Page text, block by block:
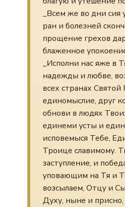
_Всем же во дни сия
ран и болезней
прощение грехов
блаженное
_Исполни нас яже в
надежды и любве,
всех странах
единомыслие, друг
обнови в людях
единеми усты и
исповемыся Тебе,
Троице славимому.
заступление, и
уповающим на Тя и
возсылаем, Отцу и
Духу, ныне и